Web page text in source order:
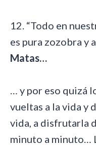
12. “Todo en
es pura zozobra y
Matas…
… y por eso quizá
vueltas a la vida y
vida, a disfrutarla
minuto a minuto…